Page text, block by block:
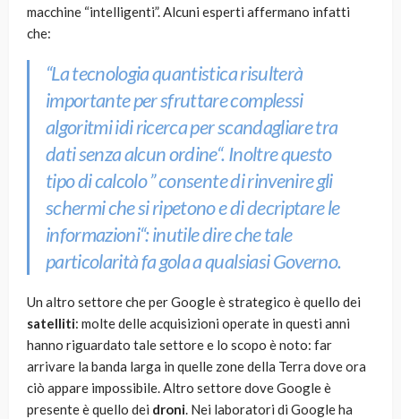
macchine “intelligenti”. Alcuni esperti affermano infatti
che:
“La tecnologia quantistica risulterà
importante per sfruttare complessi
algoritmi idi ricerca per scandagliare tra
dati senza alcun ordine“. Inoltre questo
tipo di calcolo ”consente di rinvenire gli
schermi che si ripetono e di decriptare le
informazioni“: inutile dire che tale
particolarità fa gola a qualsiasi Governo.
Un altro settore che per Google è strategico è quello dei
satelliti: molte delle acquisizioni operate in questi anni
hanno riguardato tale settore e lo scopo è noto: far
arrivare la banda larga in quelle zone della Terra dove ora
ciò appare impossibile. Altro settore dove Google è
presente è quello dei droni. Nei laboratori di Google ha